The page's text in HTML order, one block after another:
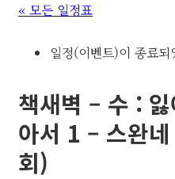
« 모든 일정표
일정(이벤트)이 종료되
책새벽 – 수 :
아서 1 – 스완
회)